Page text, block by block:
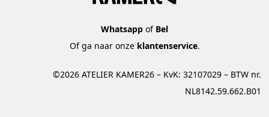
Whatsapp of Bel
Of ga naar onze klantenservice.
©2026 ATELIER KAMER26 – KvK: 32107029 – BTW nr.
NL8142.59.662.B01